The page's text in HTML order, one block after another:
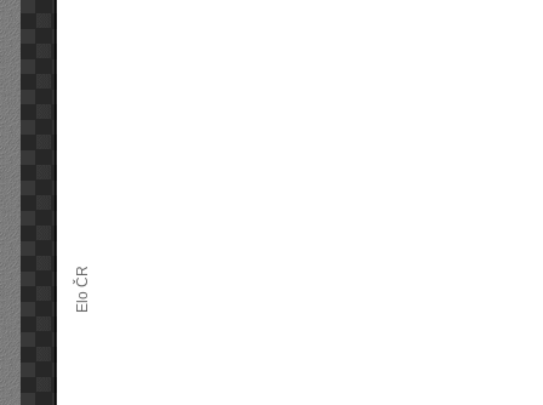
Elo ČR